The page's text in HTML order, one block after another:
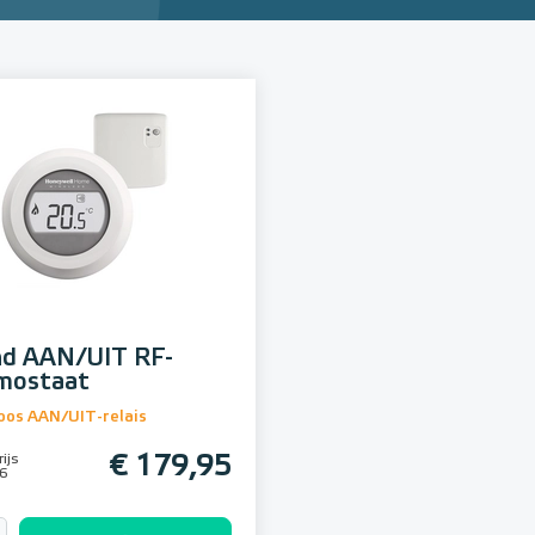
AAN/UIT RF-
AAN/UIT-relais
€ 179,95